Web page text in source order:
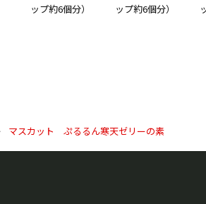
ップ約6個分）
ップ約6個分）
マスカット ぷるるん寒天ゼリーの素